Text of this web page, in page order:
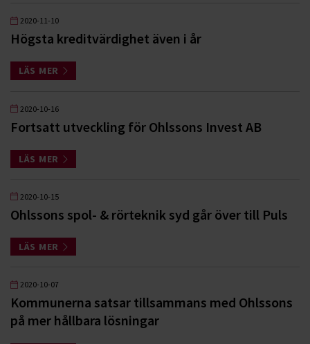
2020-11-10
Högsta kreditvärdighet även i år
LÄS MER
2020-10-16
Fortsatt utveckling för Ohlssons Invest AB
LÄS MER
2020-10-15
Ohlssons spol- & rörteknik syd går över till Puls
LÄS MER
2020-10-07
Kommunerna satsar tillsammans med Ohlssons
på mer hållbara lösningar